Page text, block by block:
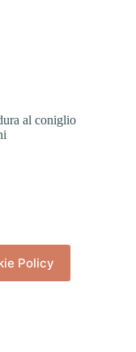
al coniglio
Policy